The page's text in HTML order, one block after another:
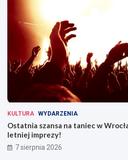
KULTURA WYDARZENIA
Ostatnia szansa na taniec w
letniej imprezy!
7 sierpnia 2026